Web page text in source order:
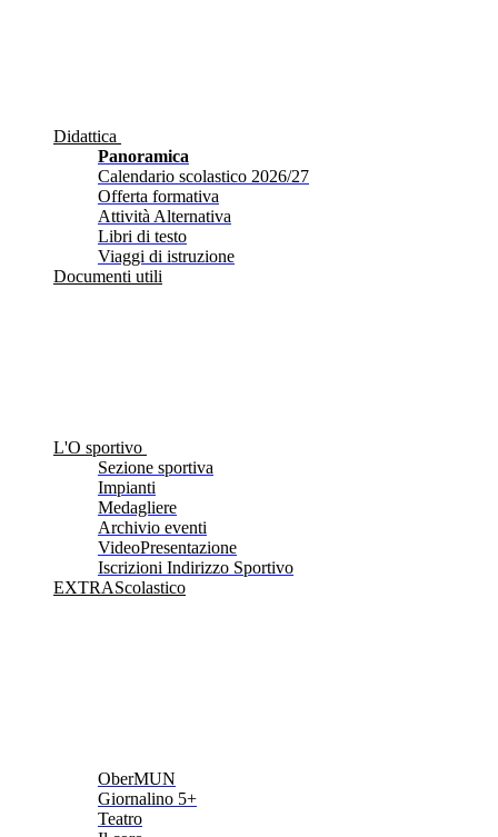
Didattica
Panoramica
Calendario scolastico 2026/27
Offerta formativa
Attività Alternativa
Libri di testo
Viaggi di istruzione
Documenti utili
L'O sportivo
Sezione sportiva
Impianti
Medagliere
Archivio eventi
VideoPresentazione
Iscrizioni Indirizzo Sportivo
EXTRAScolastico
OberMUN
Giornalino 5+
Teatro